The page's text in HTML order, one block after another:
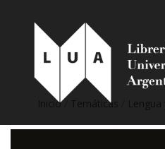
Inicio/ Temáticas